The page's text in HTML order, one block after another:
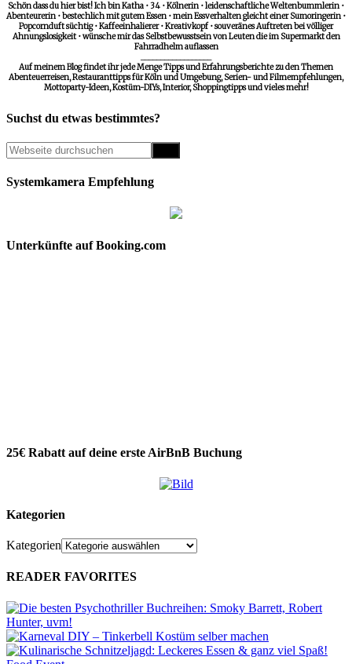
Schön dass du hier bist! Ich bin Katha • 34 • Kölnerin • leidenschaftliche Weltenbummlerin •
Abenteurerin • bestechlich mit gutem Essen • mein Essverhalten gleicht einer Sumoringerin •
Popcornduft süchtig • Kaffeeinhalierer • Kreativkopf • souveränes Auftreten bei völliger
Ahnungslosigkeit • wünsche mir das Selbstbewusstsein von Leuten die im Supermarkt den
Fahrradhelm auflassen
__________________
Auf meinem Blog findet ihr jede Menge Tipps und Erfahrungsberichte zu den Themen
Abenteuerreisen, Restauranttipps für Köln und Umgebung, Serien- und Filmempfehlungen,
Mottoparty-Ideen, Kostüm-DIYs, Interior, Shoppingtipps und vieles mehr!
Suchst du etwas bestimmtes?
Systemkamera Empfehlung
Unterkünfte auf Booking.com
25€ Rabatt auf deine erste AirBnB Buchung
Kategorien
Kategorien
READER FAVORITES